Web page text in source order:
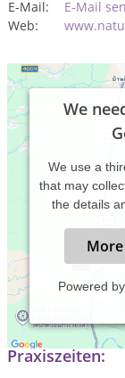
E-Mail:
E-Mail
Web:
We
We use a
that may
the details
Powered by
Naturheilpraxis mit
Praxiszeiten: